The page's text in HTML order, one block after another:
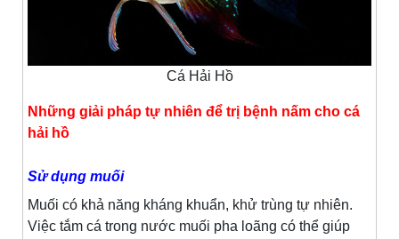
Cá Hải Hồ
Những giải pháp tự nhiên để trị bệnh nấm cho cá
hải hồ
Sử dụng muối
Muối có khả năng kháng khuẩn, khử trùng tự nhiên.
Việc tắm cá trong nước muối pha loãng có thể giúp